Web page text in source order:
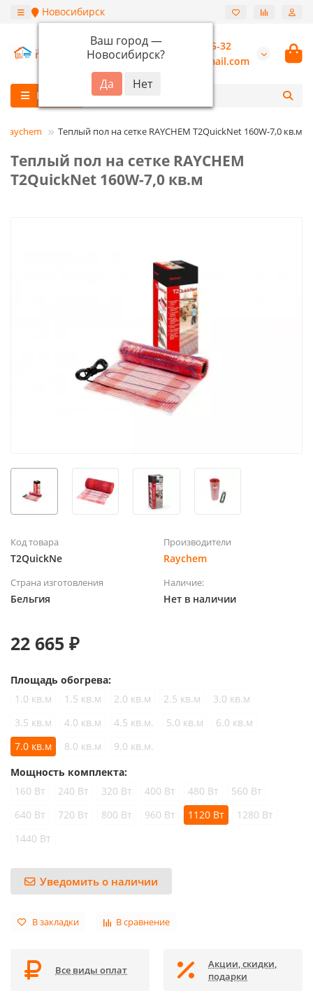
Новосибирск
Ваш город —
Новосибирск?
+7 (913) 987-55-32
burannsk@gmail.com
Каталог
Raychem Теплый пол на сетке RAYCHEM T2QuickNet 160W-7,0 кв.м
Теплый пол на сетке RAYCHEM
T2QuickNet 160W-7,0 кв.м
Код товара
T2QuickNe
Производители
Raychem
Страна изготовления
Бельгия
Наличие:
Нет в наличии
22 665 ₽
Площадь обогрева:
1.0 кв.м
1.5 кв.м 2.0 кв.м 2.5 кв.м
3.0 кв.м
3.5 кв.м
4.0 кв.м 4.5 кв.м. 5.0 кв.м
6.0 кв.м
7.0 кв.м
8.0 кв.м
9.0 кв.м.
Мощность комплекта:
160 Вт
240 Вт 320 Вт 400 Вт 480 Вт
560 Вт
640 Вт
720 Вт 800 Вт 960 Вт 1120 Вт
1280 Вт
1440 Вт
Уведомить о наличии
В закладки В сравнение
Все виды оплат
Акции, скидки,
подарки